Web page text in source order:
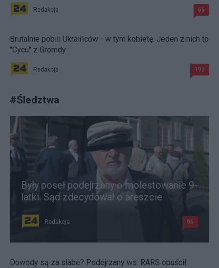
Redakcja 66
Brutalnie pobili Ukraińców - w tym kobietę. Jeden z nich to
"Cycu" z Gromdy
Redakcja 193
#Śledztwa
Były poseł podejrzany o molestowanie 9-
latki. Sąd zdecydował o areszcie
Redakcja 96
Dowody są za słabe? Podejrzany ws. RARS opuścił